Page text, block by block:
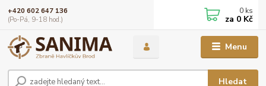
Menu
Hledat
+420 602 647 136
(Po-Pá, 9-18 hod.)
0 ks
za 0 Kč